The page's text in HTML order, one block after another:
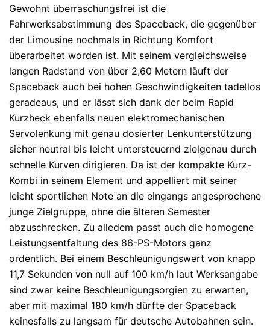
Gewohnt überraschungsfrei ist die
Fahrwerksabstimmung des Spaceback, die gegenüber
der Limousine nochmals in Richtung Komfort
überarbeitet worden ist. Mit seinem vergleichsweise
langen Radstand von über 2,60 Metern läuft der
Spaceback auch bei hohen Geschwindigkeiten tadellos
geradeaus, und er lässt sich dank der beim Rapid
Kurzheck ebenfalls neuen elektromechanischen
Servolenkung mit genau dosierter Lenkunterstützung
sicher neutral bis leicht untersteuernd zielgenau durch
schnelle Kurven dirigieren. Da ist der kompakte Kurz-
Kombi in seinem Element und appelliert mit seiner
leicht sportlichen Note an die eingangs angesprochene
junge Zielgruppe, ohne die älteren Semester
abzuschrecken. Zu alledem passt auch die homogene
Leistungsentfaltung des 86-PS-Motors ganz
ordentlich. Bei einem Beschleunigungswert von knapp
11,7 Sekunden von null auf 100 km/h laut Werksangabe
sind zwar keine Beschleunigungsorgien zu erwarten,
aber mit maximal 180 km/h dürfte der Spaceback
keinesfalls zu langsam für deutsche Autobahnen sein.